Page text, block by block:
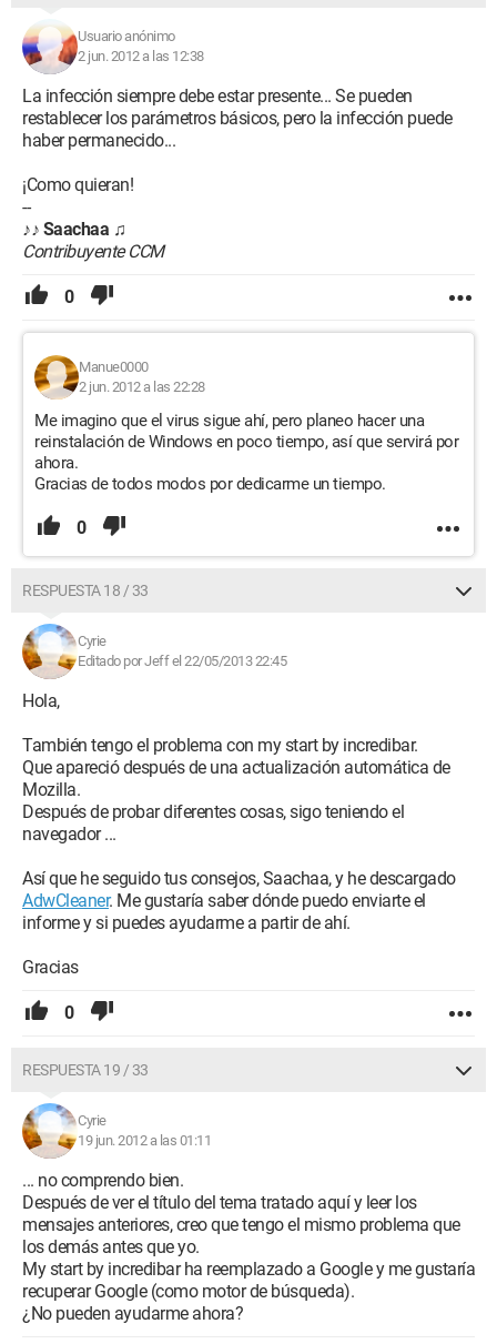
Usuario anónimo
2 jun. 2012 a las 12:38
La infección siempre debe estar presente... Se pueden
restablecer los parámetros básicos, pero la infección puede
haber permanecido...
¡Como quieran!
--
♪♪ Saachaa ♫
Contribuyente CCM
0
Manue0000
2 jun. 2012 a las 22:28
Me imagino que el virus sigue ahí, pero planeo hacer una
reinstalación de Windows en poco tiempo, así que servirá por
ahora.
Gracias de todos modos por dedicarme un tiempo.
0
RESPUESTA 18 / 33
Cyrie
Editado por Jeff el 22/05/2013 22:45
Hola,
También tengo el problema con my start by incredibar.
Que apareció después de una actualización automática de
Mozilla.
Después de probar diferentes cosas, sigo teniendo el
navegador ...
Así que he seguido tus consejos, Saachaa, y he descargado
AdwCleaner. Me gustaría saber dónde puedo enviarte el
informe y si puedes ayudarme a partir de ahí.
Gracias
0
RESPUESTA 19 / 33
Cyrie
19 jun. 2012 a las 01:11
... no comprendo bien.
Después de ver el título del tema tratado aquí y leer los
mensajes anteriores, creo que tengo el mismo problema que
los demás antes que yo.
My start by incredibar ha reemplazado a Google y me gustaría
recuperar Google (como motor de búsqueda).
¿No pueden ayudarme ahora?